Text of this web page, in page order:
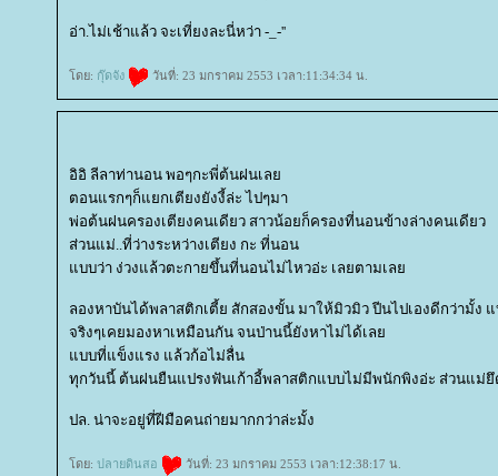
อ่า.ไม่เช้าแล้ว จะเที่ยงละนี่หว่า -_-''
ดย: กุ๊ดจัง วันที่: 23 มกราคม 2553 เวลา:11:34:34 น.
อิอิ ลีลาท่านอน พอๆกะพี่ต้นฝนเล
ตอนแรกๆก็แยกเตียงยังงี้ล่ะ ไปๆมา
พ่อต้นฝนครองเตียงคนเดียว สาวน้อยก็ครองที่นอนข้างล่างคนเดียว
ส่วนแม่..ที่ว่างระหว่างเตียง กะ ที่นอน
บบว่า ง่วงแล้วตะกายขึ้นที่นอนไม่ไหวอ่ะ เลยตามเล
ลองหาบันได้พลาสติกเตี้ย สักสองขั้น มาให้มิวมิว ปีนไปเองดีกว่ามั้ง แ
จริงๆเคยมองหาเหมือนกัน จนป่านนี้ยังหาไม่ได้เล
บบที่แข็งแรง แล้วก้อไม่ลื่น
ทุกวันนี้ ต้นฝนยืนแปรงฟันเก้าอี้พลาสติกแบบไม่มีพนักพิงอ่ะ ส่วนแม่ยึ
ปล. น่าจะอยู่ที่ฝีมือคนถ่ายมากกว่าล่ะมั้ง
ดย: ปลายดินสอ วันที่: 23 มกราคม 2553 เวลา:12:38:17 น.